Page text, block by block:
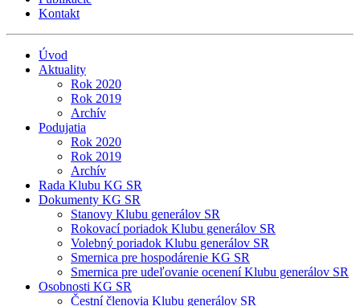
Kontakt
Úvod
Aktuality
Rok 2020
Rok 2019
Archív
Podujatia
Rok 2020
Rok 2019
Archív
Rada Klubu KG SR
Dokumenty KG SR
Stanovy Klubu generálov SR
Rokovací poriadok Klubu generálov SR
Volebný poriadok Klubu generálov SR
Smernica pre hospodárenie KG SR
Smernica pre udeľovanie ocenení Klubu generálov SR
Osobnosti KG SR
Čestní členovia Klubu generálov SR